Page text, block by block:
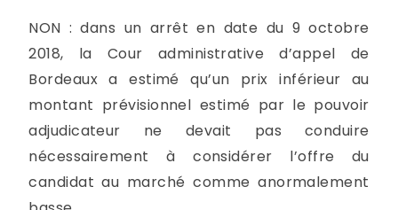
NON : dans un arrêt en date du 9 octobre
2018, la Cour administrative d’appel de
Bordeaux a estimé qu’un prix inférieur au
montant prévisionnel estimé par le pouvoir
adjudicateur ne devait pas conduire
nécessairement à considérer l’offre du
candidat au marché comme anormalement